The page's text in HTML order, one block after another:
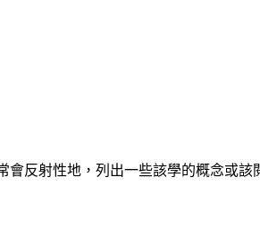
反射性地，列出一些該學的概念或該